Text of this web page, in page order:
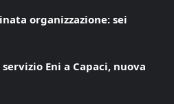
organizzazione: sei
Eni a Capaci, nuova